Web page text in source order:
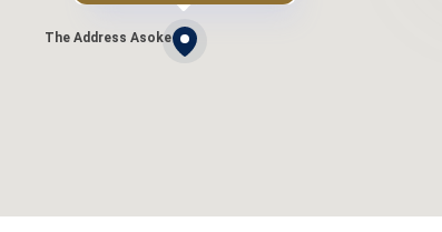
The Address Asoke